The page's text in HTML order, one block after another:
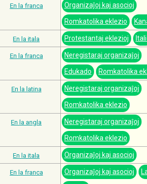
En la franca Organizaĵoj kaj asocioj
Romkatolika eklezio
En la itala Protestantaj eklezioj
En la franca Neregistaraj organizaĵoj
Edukado Romkatolika
En la latina Neregistaraj organizaĵoj
Romkatolika eklezio
En la angla Neregistaraj organizaĵoj
Romkatolika eklezio
En la itala Organizaĵoj kaj asocioj
En la franca Organizaĵoj kaj asocioj